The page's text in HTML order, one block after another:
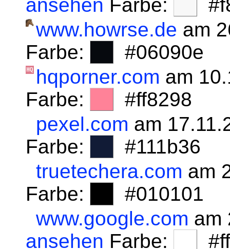
ansehen Farbe:
www.howrse.de am
Farbe:
#06090e
hqporner.com am
Farbe:
#ff8298
pexel.com am
Farbe:
#111b36
truetechera.com am
Farbe:
#010101
www.google.com am
ansehen Farbe: